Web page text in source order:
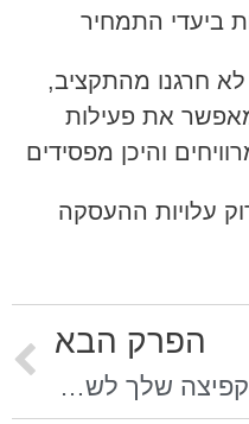
ביעדי התמחיר
חרגנו מהתקציב,
את פעילות
והיכן מפסידים
עלויות ההעסקה
הפרק הבא
הקפיצה שלך לשלב הבא!